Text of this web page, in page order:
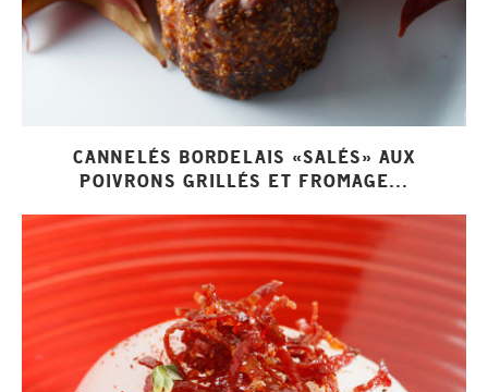
CANNELÉS BORDELAIS «SALÉS» AUX
POIVRONS GRILLÉS ET FROMAGE...